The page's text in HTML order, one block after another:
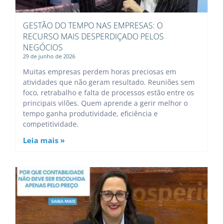
GESTÃO DO TEMPO NAS EMPRESAS: O
RECURSO MAIS DESPERDIÇADO PELOS
NEGÓCIOS
29 de junho de 2026
Muitas empresas perdem horas preciosas em
atividades que não geram resultado. Reuniões sem
foco, retrabalho e falta de processos estão entre os
principais vilões. Quem aprende a gerir melhor o
tempo ganha produtividade, eficiência e
competitividade.
Leia mais »